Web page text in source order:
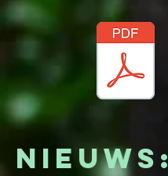
Nieuws: